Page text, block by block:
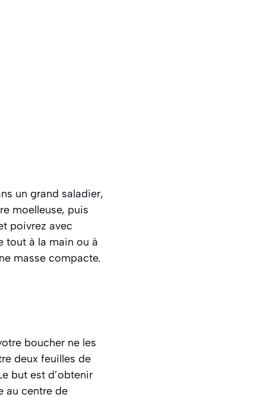
un grand saladier,
moelleuse, puis
poivrez avec
tout à la main ou à
masse compacte.
boucher ne les
deux feuilles de
but est d’obtenir
au centre de